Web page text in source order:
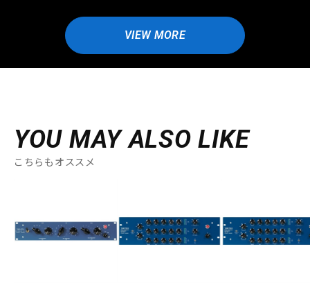
VIEW MORE
YOU MAY ALSO LIKE
こちらもオススメ